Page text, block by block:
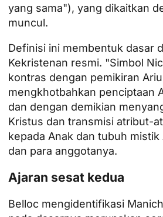
yang sama"), yang dikaitkan
muncul.
Definisi ini membentuk dasar
Kekristenan resmi. "Simbol
kontras dengan pemikiran
mengkhotbahkan penciptaan
dan dengan demikian
Kristus dan transmisi atribut-
kepada Anak dan tubuh mistik
dan para anggotanya.
Ajaran sesat kedua
Belloc mengidentifikasi